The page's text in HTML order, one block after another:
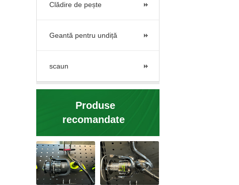
Clădire de pește
Geantă pentru undiță
scaun
Produse
recomandate